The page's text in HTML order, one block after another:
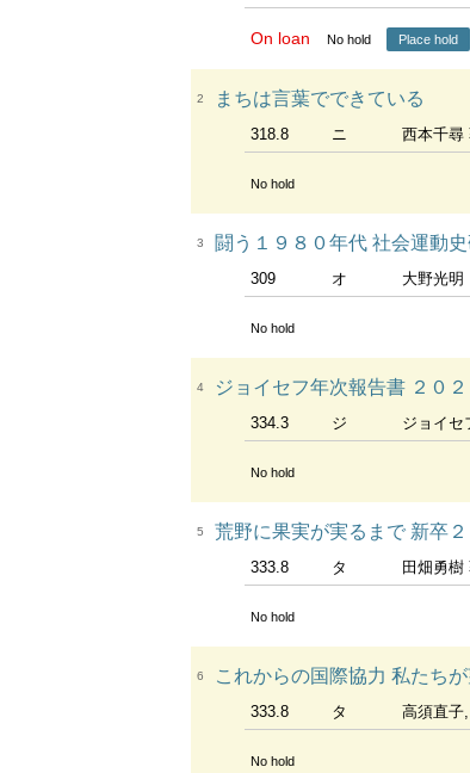
On loan No hold Place hold
2 まちは言葉でできている
318.8 ニ 西本千尋
No hold
3 闘う１９８０年代 社会運動
309 オ 大野光明
No hold
4 ジョイセフ年次報告書 ２０２
334.3 ジ ジョイセ
No hold
5 荒野に果実が実るまで 新卒
333.8 タ 田畑勇樹
No hold
6 これからの国際協力 私たち
333.8 タ 高須直子
No hold